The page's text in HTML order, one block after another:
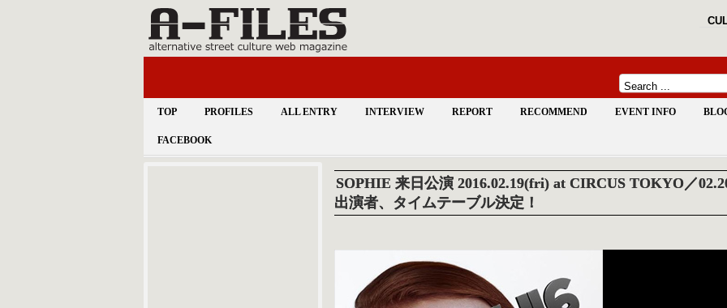
TOP PROFILES ALL ENTRY INTERVIEW REPORT RECOMMEND EVENT INFO
FACEBOOK
SOPHIE 来日公演 2016.02.19(fri) at CIRCUS TOKYO／
出演者、タイムテーブル決定！